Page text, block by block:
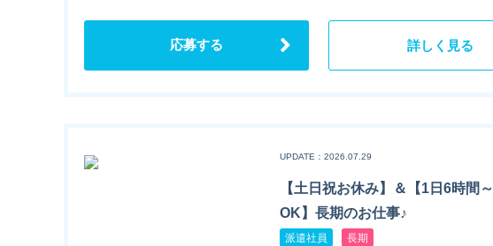
応募する 詳しく見る
UPDATE：2026.07.29
【土日祝お休み】＆【1日6時間～
OK】長期のお仕事♪
派遣社員 長期